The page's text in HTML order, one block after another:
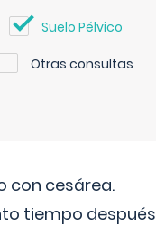
Suelo Pélvico
Otras consultas
con cesárea.
tiempo después